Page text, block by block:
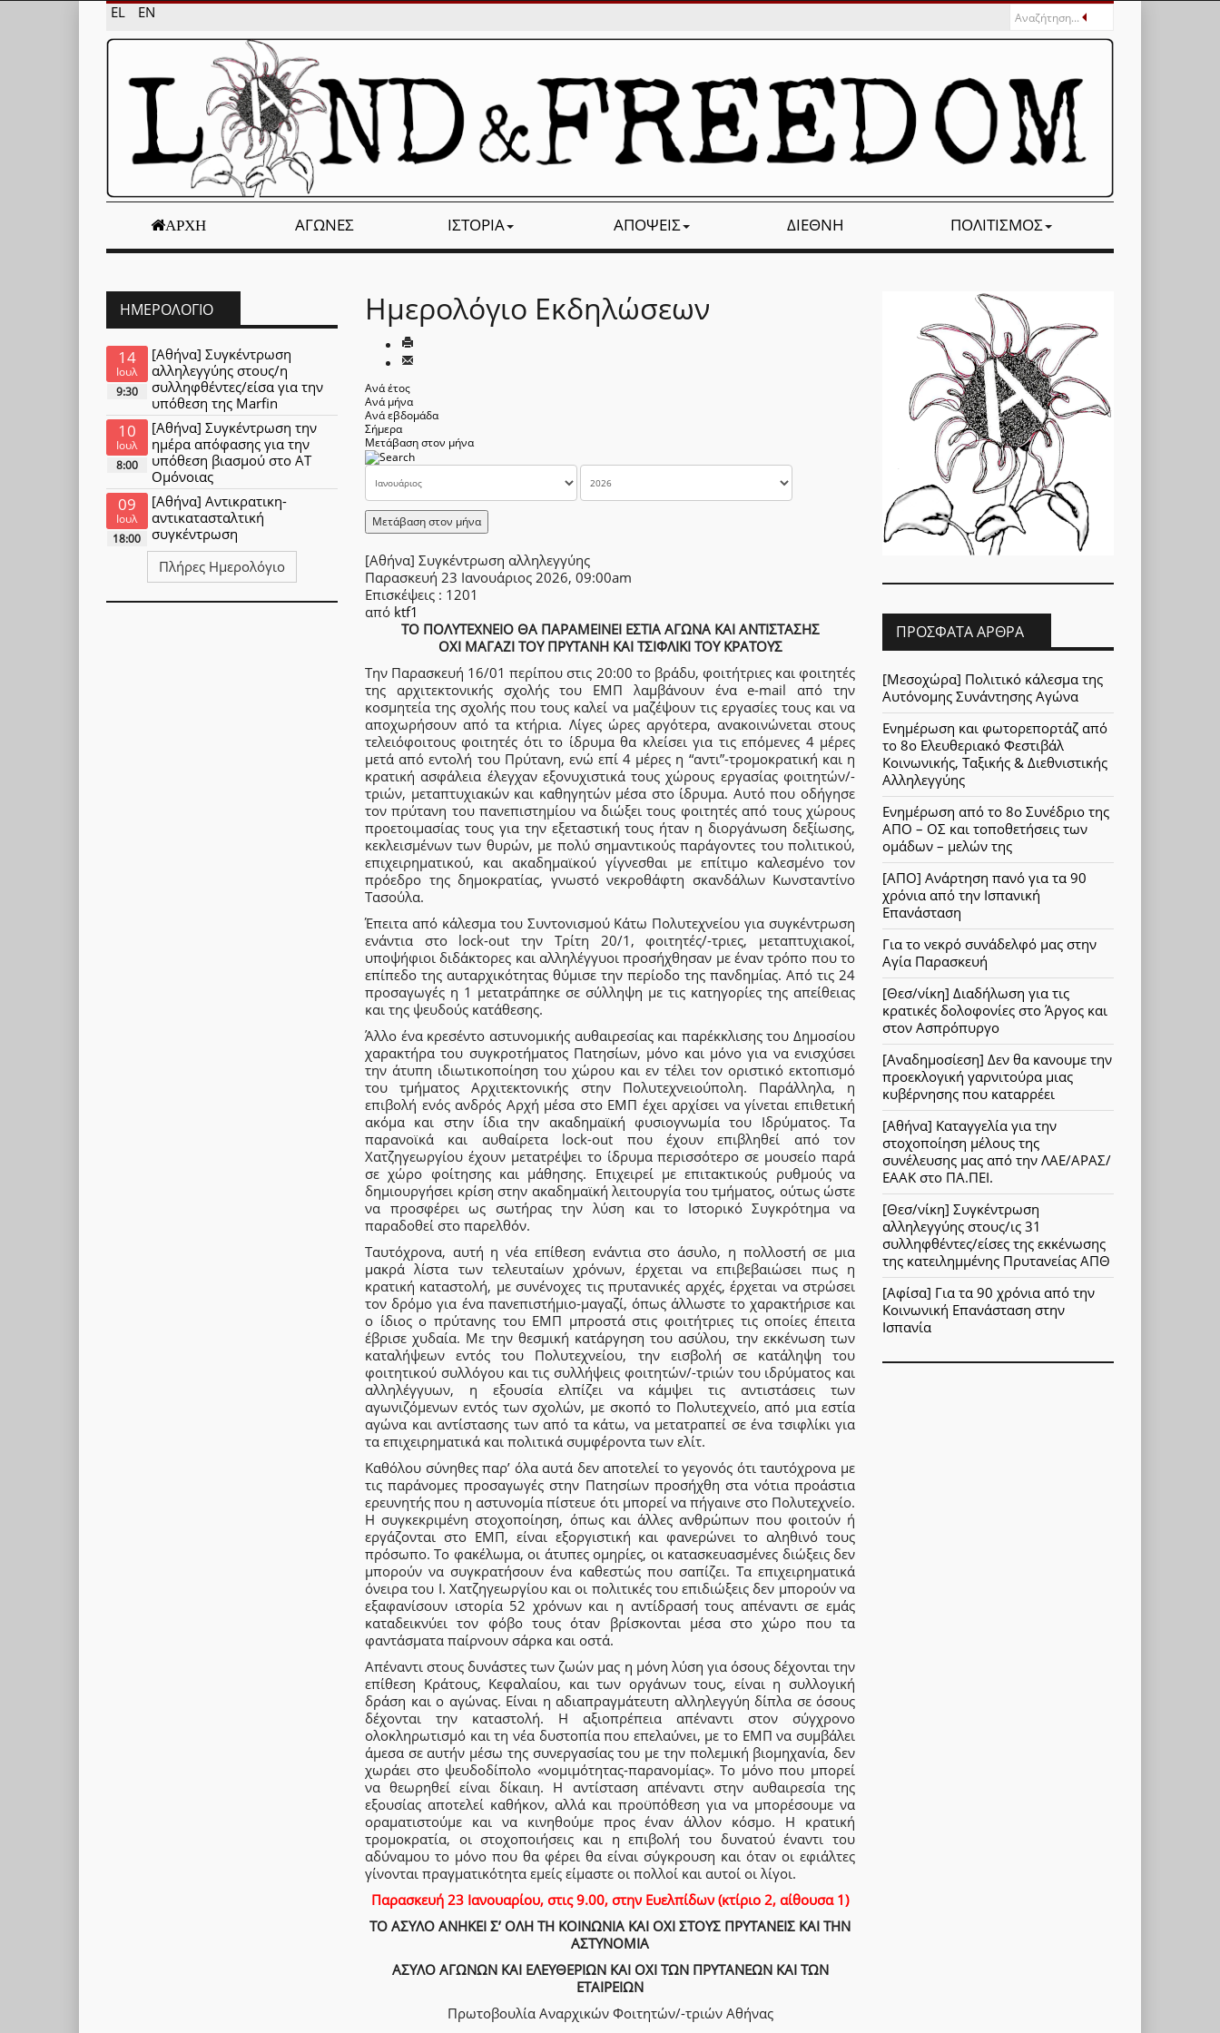
EL EN
ΑΡΧΉ ΑΓΏΝΕΣ ΙΣΤΟΡΊΑ ΑΠΌΨΕΙΣ ΔΙΕΘΝΉ ΠΟΛΙΤΙΣΜΌΣ
Ημερολόγιο Εκδηλώσεων
Ανά έτος
Ανά μήνα
Ανά εβδομάδα
Σήμερα
Μετάβαση στον μήνα
Μετάβαση στον μήνα
[Αθήνα] Συγκέντρωση αλληλεγγύης
Παρασκευή 23 Ιανουάριος 2026, 09:00am
Επισκέψεις : 1201
από ktf1
ΤΟ ΠΟΛΥΤΕΧΝΕΙΟ ΘΑ ΠΑΡΑΜΕΙΝΕΙ ΕΣΤΙΑ ΑΓΩΝΑ ΚΑΙ ΑΝΤΙΣΤΑΣΗΣ
ΟΧΙ ΜΑΓΑΖΙ ΤΟΥ ΠΡΥΤΑΝΗ ΚΑΙ ΤΣΙΦΛΙΚΙ ΤΟΥ ΚΡΑΤΟΥΣ
Την Παρασκευή 16/01 περίπου στις 20:00 το βράδυ, φοιτήτριες και φοιτητές
της αρχιτεκτονικής σχολής του ΕΜΠ λαμβάνουν ένα e-mail από την
κοσμητεία της σχολής που τους καλεί να μαζέψουν τις εργασίες τους και να
αποχωρήσουν από τα κτήρια. Λίγες ώρες αργότερα, ανακοινώνεται στους
τελειόφοιτους φοιτητές ότι το ίδρυμα θα κλείσει για τις επόμενες 4 μέρες
μετά από εντολή του Πρύτανη, ενώ επί 4 μέρες η “αντι”-τρομοκρατική και η
κρατική ασφάλεια έλεγχαν εξονυχιστικά τους χώρους εργασίας φοιτητών/-
τριών, μεταπτυχιακών και καθηγητών μέσα στο ίδρυμα. Αυτό που οδήγησε
τον πρύτανη του πανεπιστημίου να διώξει τους φοιτητές από τους χώρους
προετοιμασίας τους για την εξεταστική τους ήταν η διοργάνωση δεξίωσης,
κεκλεισμένων των θυρών, με πολύ σημαντικούς παράγοντες του πολιτικού,
επιχειρηματικού, και ακαδημαϊκού γίγνεσθαι με επίτιμο καλεσμένο τον
πρόεδρο της δημοκρατίας, γνωστό νεκροθάφτη σκανδάλων Κωνσταντίνο
Τασούλα.
Έπειτα από κάλεσμα του Συντονισμού Κάτω Πολυτεχνείου για συγκέντρωση
ενάντια στο lock-out την Τρίτη 20/1, φοιτητές/-τριες, μεταπτυχιακοί,
υποψήφιοι διδάκτορες και αλληλέγγυοι προσήχθησαν με έναν τρόπο που το
επίπεδο της αυταρχικότητας θύμισε την περίοδο της πανδημίας. Από τις 24
προσαγωγές η 1 μετατράπηκε σε σύλληψη με τις κατηγορίες της απείθειας
και της ψευδούς κατάθεσης.
Άλλο ένα κρεσέντο αστυνομικής αυθαιρεσίας και παρέκκλισης του Δημοσίου
χαρακτήρα του συγκροτήματος Πατησίων, μόνο και μόνο για να ενισχύσει
την άτυπη ιδιωτικοποίηση του χώρου και εν τέλει τον οριστικό εκτοπισμό
του τμήματος Αρχιτεκτονικής στην Πολυτεχνειούπολη. Παράλληλα, η
επιβολή ενός ανδρός Αρχή μέσα στο ΕΜΠ έχει αρχίσει να γίνεται επιθετική
ακόμα και στην ίδια την ακαδημαϊκή φυσιογνωμία του Ιδρύματος. Τα
παρανοϊκά και αυθαίρετα lock-out που έχουν επιβληθεί από τον
Χατζηγεωργίου έχουν μετατρέψει το ίδρυμα περισσότερο σε μουσείο παρά
σε χώρο φοίτησης και μάθησης. Επιχειρεί με επιτακτικούς ρυθμούς να
δημιουργήσει κρίση στην ακαδημαϊκή λειτουργία του τμήματος, ούτως ώστε
να προσφέρει ως σωτήρας την λύση και το Ιστορικό Συγκρότημα να
παραδοθεί στο παρελθόν.
Ταυτόχρονα, αυτή η νέα επίθεση ενάντια στο άσυλο, η πολλοστή σε μια
μακρά λίστα των τελευταίων χρόνων, έρχεται να επιβεβαιώσει πως η
κρατική καταστολή, με συνένοχες τις πρυτανικές αρχές, έρχεται να στρώσει
τον δρόμο για ένα πανεπιστήμιο-μαγαζί, όπως άλλωστε το χαρακτήρισε και
ο ίδιος ο πρύτανης του ΕΜΠ μπροστά στις φοιτήτριες τις οποίες έπειτα
έβρισε χυδαία. Με την θεσμική κατάργηση του ασύλου, την εκκένωση των
καταλήψεων εντός του Πολυτεχνείου, την εισβολή σε κατάληψη του
φοιτητικού συλλόγου και τις συλλήψεις φοιτητών/-τριών του ιδρύματος και
αλληλέγγυων, η εξουσία ελπίζει να κάμψει τις αντιστάσεις των
αγωνιζόμενων εντός των σχολών, με σκοπό το Πολυτεχνείο, από μια εστία
αγώνα και αντίστασης των από τα κάτω, να μετατραπεί σε ένα τσιφλίκι για
τα επιχειρηματικά και πολιτικά συμφέροντα των ελίτ.
Καθόλου σύνηθες παρ’ όλα αυτά δεν αποτελεί το γεγονός ότι ταυτόχρονα με
τις παράνομες προσαγωγές στην Πατησίων προσήχθη στα νότια προάστια
ερευνητής που η αστυνομία πίστευε ότι μπορεί να πήγαινε στο Πολυτεχνείο.
Η συγκεκριμένη στοχοποίηση, όπως και άλλες ανθρώπων που φοιτούν ή
εργάζονται στο ΕΜΠ, είναι εξοργιστική και φανερώνει το αληθινό τους
πρόσωπο. Το φακέλωμα, οι άτυπες ομηρίες, οι κατασκευασμένες διώξεις δεν
μπορούν να συγκρατήσουν ένα καθεστώς που σαπίζει. Τα επιχειρηματικά
όνειρα του Ι. Χατζηγεωργίου και οι πολιτικές του επιδιώξεις δεν μπορούν να
εξαφανίσουν ιστορία 52 χρόνων και η αντίδρασή τους απέναντι σε εμάς
καταδεικνύει τον φόβο τους όταν βρίσκονται μέσα στο χώρο που τα
φαντάσματα παίρνουν σάρκα και οστά.
Απέναντι στους δυνάστες των ζωών μας η μόνη λύση για όσους δέχονται την
επίθεση Κράτους, Κεφαλαίου, και των οργάνων τους, είναι η συλλογική
δράση και ο αγώνας. Είναι η αδιαπραγμάτευτη αλληλεγγύη δίπλα σε όσους
δέχονται την καταστολή. Η αξιοπρέπεια απέναντι στον σύγχρονο
ολοκληρωτισμό και τη νέα δυστοπία που επελαύνει, με το ΕΜΠ να συμβάλει
άμεσα σε αυτήν μέσω της συνεργασίας του με την πολεμική βιομηχανία, δεν
χωράει στο ψευδοδίπολο «νομιμότητας-παρανομίας». Το μόνο που μπορεί
να θεωρηθεί είναι δίκαιη. Η αντίσταση απέναντι στην αυθαιρεσία της
εξουσίας αποτελεί καθήκον, αλλά και προϋπόθεση για να μπορέσουμε να
οραματιστούμε και να κινηθούμε προς έναν άλλον κόσμο. Η κρατική
τρομοκρατία, οι στοχοποιήσεις και η επιβολή του δυνατού έναντι του
αδύναμου το μόνο που θα φέρει θα είναι σύγκρουση και όταν οι εφιάλτες
γίνονται πραγματικότητα εμείς είμαστε οι πολλοί και αυτοί οι λίγοι.
Παρασκευή 23 Ιανουαρίου, στις 9.00, στην Ευελπίδων (κτίριο 2, αίθουσα 1)
ΤΟ ΑΣΥΛΟ ΑΝΗΚΕΙ Σ’ ΟΛΗ ΤΗ ΚΟΙΝΩΝΙΑ ΚΑΙ ΟΧΙ ΣΤΟΥΣ ΠΡΥΤΑΝΕΙΣ ΚΑΙ ΤΗΝ
ΑΣΤΥΝΟΜΙΑ
ΑΣΥΛΟ ΑΓΩΝΩΝ ΚΑΙ ΕΛΕΥΘΕΡΙΩΝ ΚΑΙ ΟΧΙ ΤΩΝ ΠΡΥΤΑΝΕΩΝ ΚΑΙ ΤΩΝ
ΕΤΑΙΡΕΙΩΝ
Πρωτοβουλία Αναρχικών Φοιτητών/-τριών Αθήνας
ΗΜΕΡΟΛΌΓΙΟ
14
Ιουλ
9:30
[Αθήνα] Συγκέντρωση
αλληλεγγύης στους/η
συλληφθέντες/είσα για την
υπόθεση της Marfin
10
Ιουλ
8:00
[Αθήνα] Συγκέντρωση την
ημέρα απόφασης για την
υπόθεση βιασμού στο ΑΤ
Ομόνοιας
09
Ιουλ
18:00
[Αθήνα] Αντικρατικη-
αντικατασταλτική
συγκέντρωση
Πλήρες Ημερολόγιο
ΠΡΌΣΦΑΤΑ ΆΡΘΡΑ
[Μεσοχώρα] Πολιτικό κάλεσμα της
Αυτόνομης Συνάντησης Αγώνα
Ενημέρωση και φωτορεπορτάζ από
το 8ο Ελευθεριακό Φεστιβάλ
Κοινωνικής, Ταξικής & Διεθνιστικής
Αλληλεγγύης
Ενημέρωση από το 8ο Συνέδριο της
ΑΠΟ – ΟΣ και τοποθετήσεις των
ομάδων – μελών της
[ΑΠΟ] Ανάρτηση πανό για τα 90
χρόνια από την Ισπανική
Επανάσταση
Για το νεκρό συνάδελφό μας στην
Αγία Παρασκευή
[Θεσ/νίκη] Διαδήλωση για τις
κρατικές δολοφονίες στο Άργος και
στον Ασπρόπυργο
[Αναδημοσίεση] Δεν θα κανουμε την
προεκλογική γαρνιτούρα μιας
κυβέρνησης που καταρρέει
[Αθήνα] Καταγγελία για την
στοχοποίηση μέλους της
συνέλευσης μας από την ΛΑΕ/ΑΡΑΣ/
ΕΑΑΚ στο ΠΑ.ΠΕΙ.
[Θεσ/νίκη] Συγκέντρωση
αλληλεγγύης στους/ις 31
συλληφθέντες/είσες της εκκένωσης
της κατειλημμένης Πρυτανείας ΑΠΘ
[Αφίσα] Για τα 90 χρόνια από την
Κοινωνική Επανάσταση στην
Ισπανία